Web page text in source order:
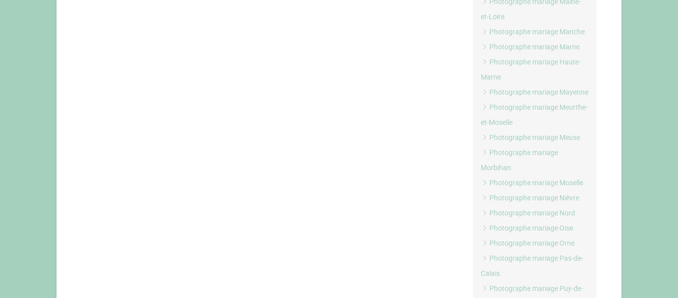
et-Loire
Photographe mariage Manche
Photographe mariage Marne
Photographe mariage Haute-
Marne
Photographe mariage Mayenne
Photographe mariage Meurthe-
et-Moselle
Photographe mariage Meuse
Photographe mariage
Morbihan
Photographe mariage Moselle
Photographe mariage Nièvre
Photographe mariage Nord
Photographe mariage Oise
Photographe mariage Orne
Photographe mariage Pas-de-
Calais
Photographe mariage Puy-de-